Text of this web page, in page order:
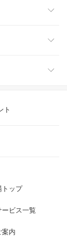
ト
トップ
ービス一覧
案内